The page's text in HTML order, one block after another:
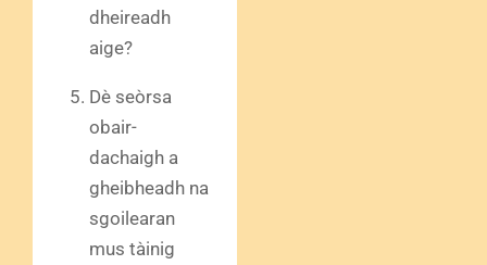
dheireadh
aige?
Dè seòrsa
obair-
dachaigh a
gheibheadh na
sgoilearan
mus tàinig